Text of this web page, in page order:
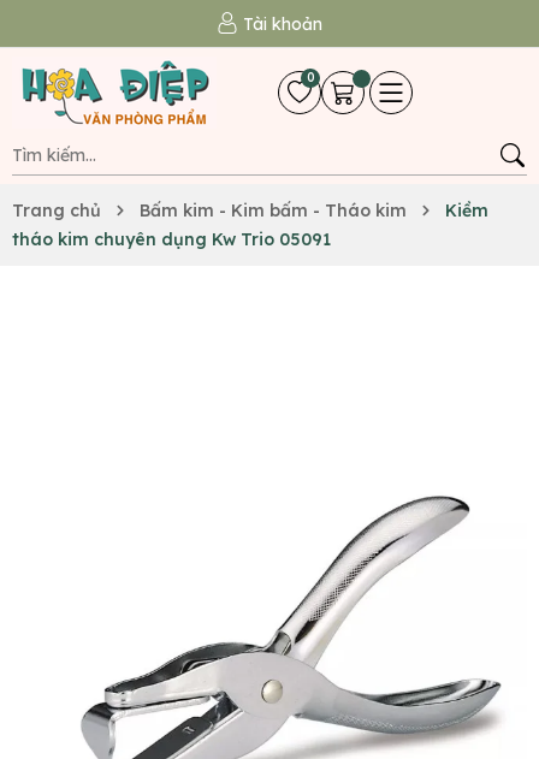
Tài khoản
0
Trang chủ Bấm kim - Kim bấm - Tháo kim
Kiềm
tháo kim chuyên dụng Kw Trio 05091